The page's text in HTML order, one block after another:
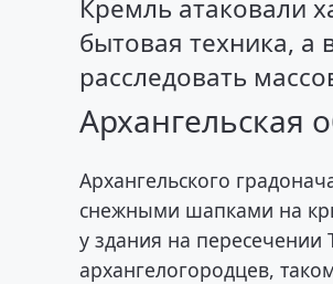
Кремль атаковали
бытовая техника, а
расследовать
Архангельская
Архангельского
снежными шапками на
у здания на пересечении
архангелогородцев,